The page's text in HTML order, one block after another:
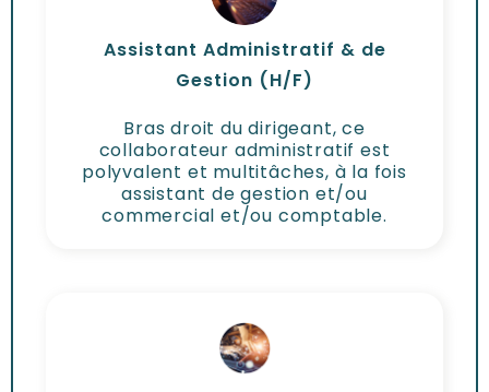
Assistant Administratif & de
Gestion (H/F)
Bras droit du dirigeant, ce
collaborateur administratif est
polyvalent et multitâches, à la fois
assistant de gestion et/ou
commercial et/ou comptable.